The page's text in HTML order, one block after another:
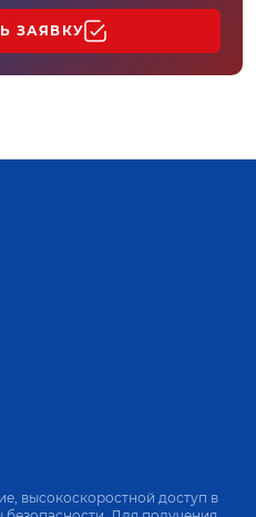
ЗАЯВКУ
высокоскоростной доступ в